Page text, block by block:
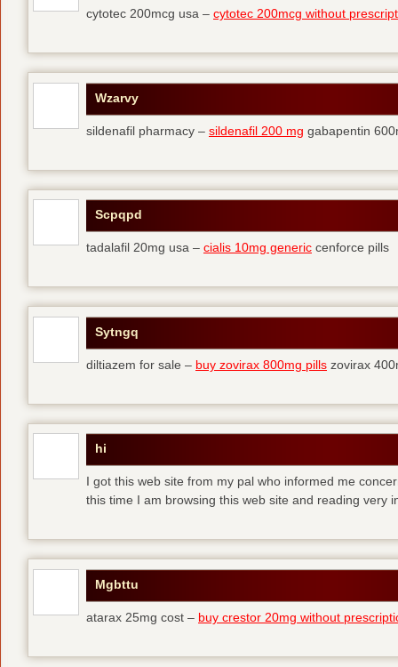
cytotec 200mcg usa – cytotec 200mcg without
Wzarvy
sildenafil pharmacy – sildenafil 200 mg gabapentin
Scpqpd
tadalafil 20mg usa – cialis 10mg generic cenforce pills
Sytngq
diltiazem for sale – buy zovirax 800mg pills zovirax
hi
I got this web site from my pal who informed me
this time I am browsing this web site and reading very
Mgbttu
atarax 25mg cost – buy crestor 20mg without